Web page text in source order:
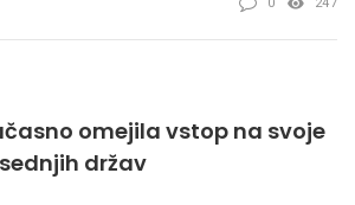
omejila vstop na svoje
držav